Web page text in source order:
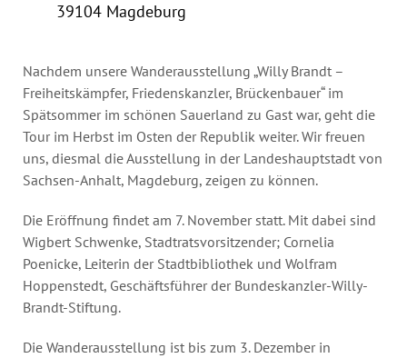
39104 Magdeburg
Nachdem unsere Wanderausstellung „Willy Brandt –
Freiheitskämpfer, Friedenskanzler, Brückenbauer“ im
Spätsommer im schönen Sauerland zu Gast war, geht die
Tour im Herbst im Osten der Republik weiter. Wir freuen
uns, diesmal die Ausstellung in der Landeshauptstadt von
Sachsen-Anhalt, Magdeburg, zeigen zu können.
Die Eröffnung findet am 7. November statt. Mit dabei sind
Wigbert Schwenke, Stadtratsvorsitzender; Cornelia
Poenicke, Leiterin der Stadtbibliothek und Wolfram
Hoppenstedt, Geschäftsführer der Bundeskanzler-Willy-
Brandt-Stiftung.
Die Wanderausstellung ist bis zum 3. Dezember in